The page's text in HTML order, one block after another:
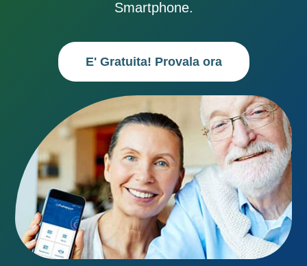
Smartphone.
E' Gratuita! Provala ora